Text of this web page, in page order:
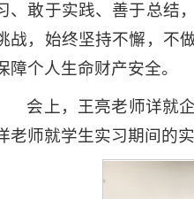
、敢于实践、善于总结
战，始终坚持不懈，不
障个人生命财产安全。
会上，王亮老师详就
老师就学生实习期间的